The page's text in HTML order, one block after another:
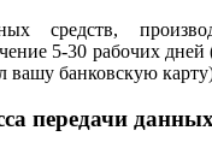
средств,
5-30 рабочих дней
вашу банковскую
передачи